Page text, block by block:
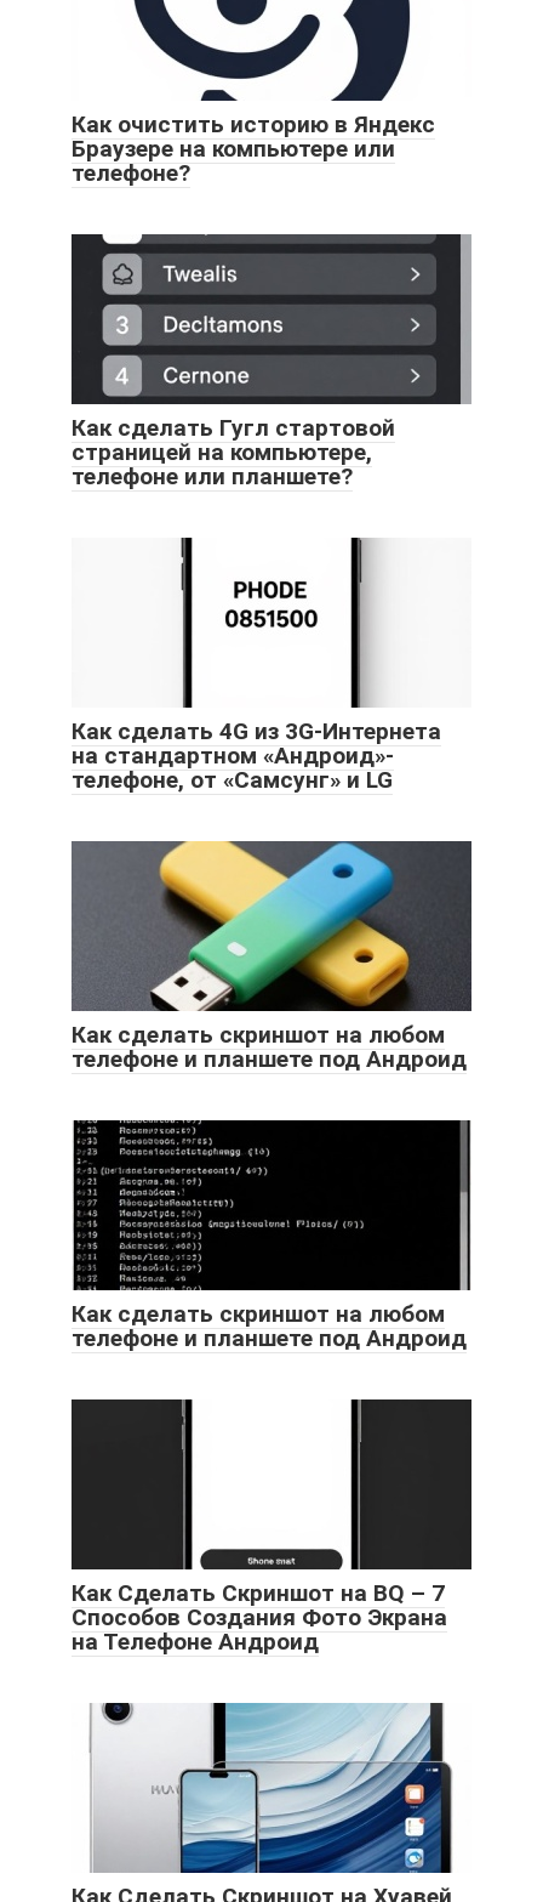
Как очистить историю в Яндекс
Браузере на компьютере или
телефоне?
Как сделать Гугл стартовой
страницей на компьютере,
телефоне или планшете?
Как сделать 4G из 3G-Интернета
на стандартном «Андроид»-
телефоне, от «Самсунг» и LG
Как сделать скриншот на любом
телефоне и планшете под Андроид
Как сделать скриншот на любом
телефоне и планшете под Андроид
Как Сделать Скриншот на BQ – 7
Способов Создания Фото Экрана
на Телефоне Андроид